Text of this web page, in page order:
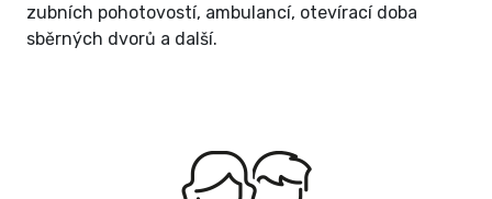
zubních pohotovostí, ambulancí, otevírací doba
sběrných dvorů a další.